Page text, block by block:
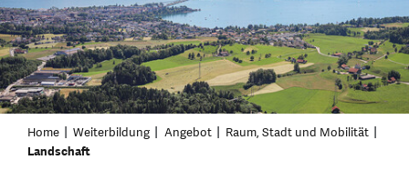
Home Weiterbildung Angebot
Raum, Stadt und Mobilität
Landschaft